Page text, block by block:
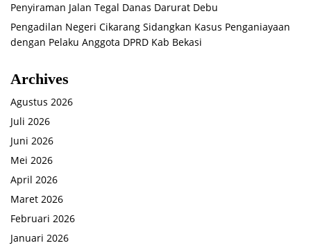
Penyiraman Jalan Tegal Danas Darurat Debu
Pengadilan Negeri Cikarang Sidangkan Kasus Penganiayaan
dengan Pelaku Anggota DPRD Kab Bekasi
Archives
Agustus 2026
Juli 2026
Juni 2026
Mei 2026
April 2026
Maret 2026
Februari 2026
Januari 2026